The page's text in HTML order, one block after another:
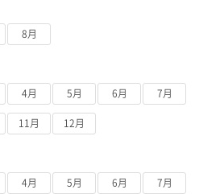
8月
4月 5月 6月 7月
11月 12月
4月 5月 6月 7月